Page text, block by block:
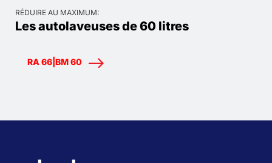
RÉDUIRE AU MAXIMUM:
Les autolaveuses de 60 litres
RA 66|BM 60